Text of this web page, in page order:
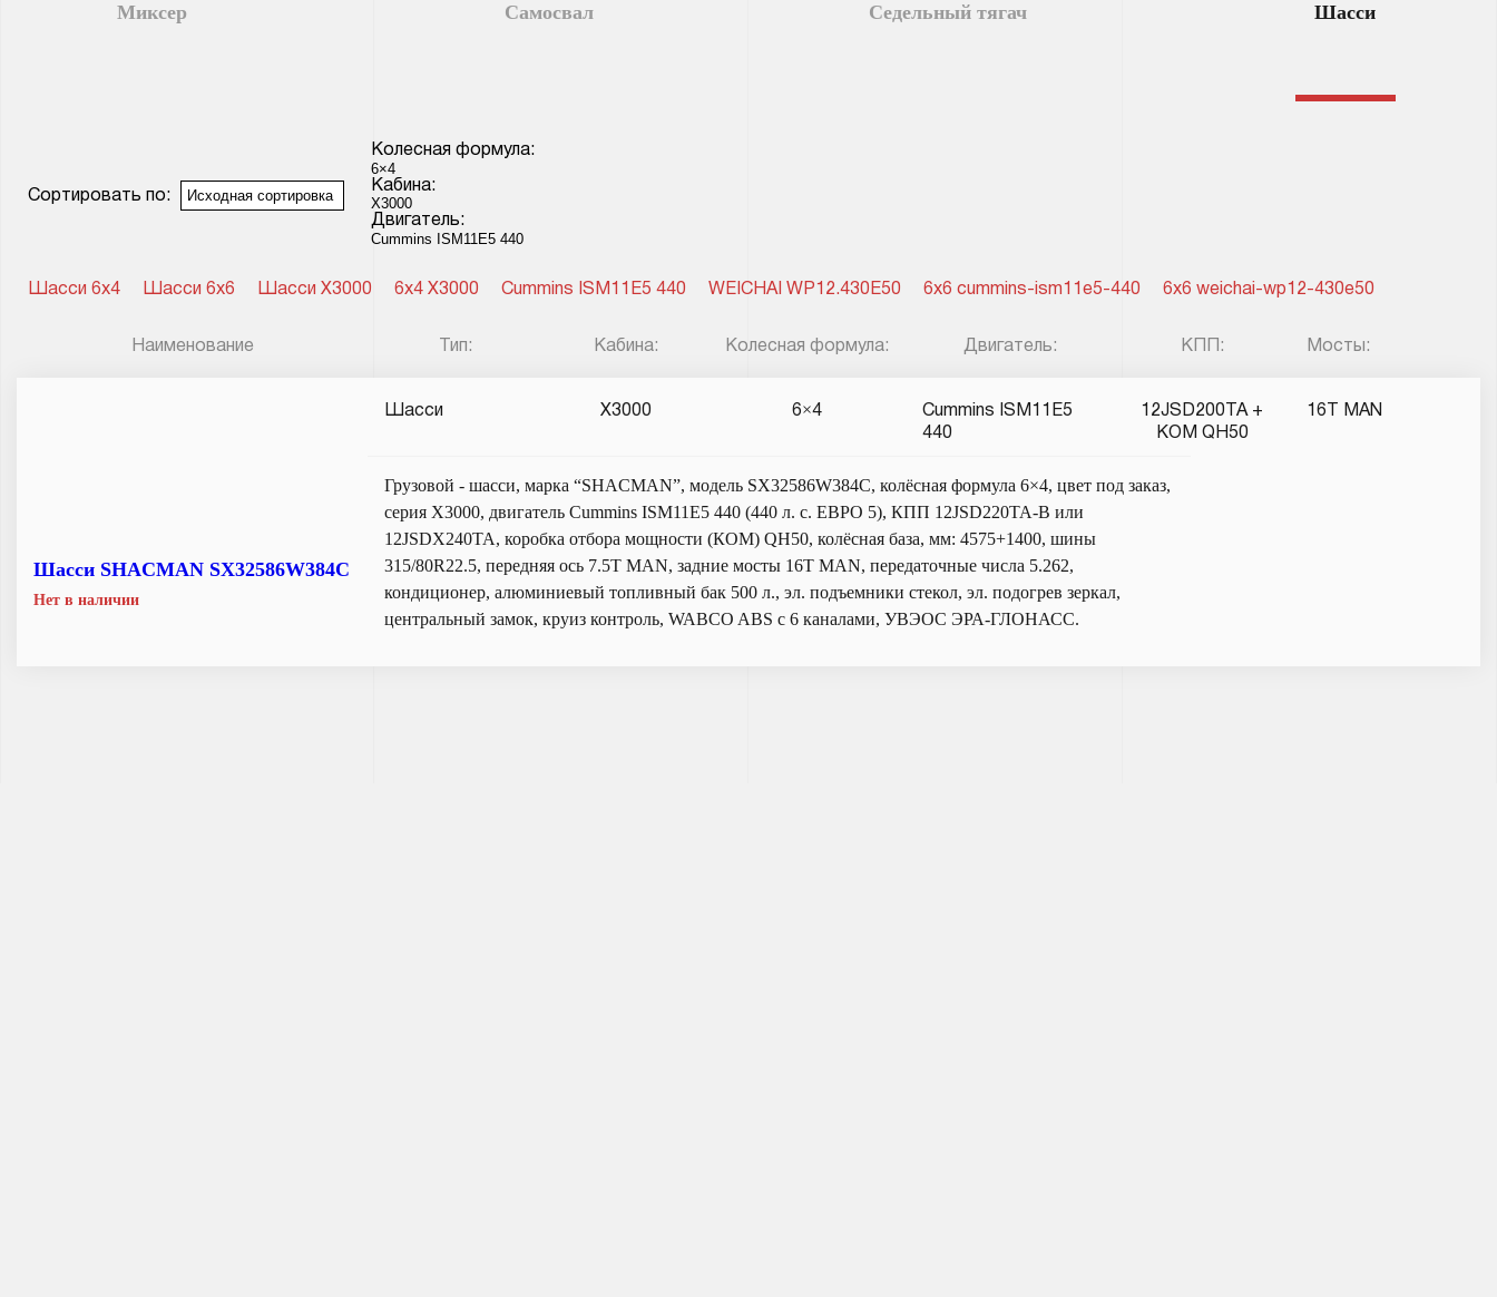
Миксер Самосвал Седельный тягач Шасси
Сортировать по:
Колесная формула:
Кабина:
Двигатель:
Шасси 6x4 Шасси 6x6 Шасси X3000 6x4 X3000 Cummins ISM11E5 440 WEICHAI WP12.430E50 6x6 cummins-ism11e5-440 6x6 weichai-wp12-430e50
Наименование Тип: Кабина: Колесная формула: Двигатель: КПП: Мосты:
Шасси SHACMAN SX32586W384C
Нет в наличии
Шасси X3000 6×4
Cummins ISM11E5
440
12JSD200TA +
КОМ QH50
16T MAN
Грузовой - шасси, марка “SHACMAN”, модель SX32586W384C, колёсная формула 6×4, цвет под заказ,
серия X3000, двигатель Cummins ISM11E5 440 (440 л. с. ЕВРО 5), КПП 12JSD220TA-B или
12JSDX240TA, коробка отбора мощности (КОМ) QH50, колёсная база, мм: 4575+1400, шины
315/80R22.5, передняя ось 7.5T MAN, задние мосты 16T MAN, передаточные числа 5.262,
кондиционер, алюминиевый топливный бак 500 л., эл. подъемники стекол, эл. подогрев зеркал,
центральный замок, круиз контроль, WABCO ABS с 6 каналами, УВЭОС ЭРА-ГЛОНАСС.